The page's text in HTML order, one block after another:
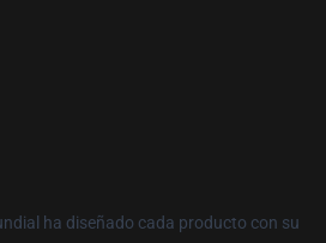
ha diseñado cada producto con su